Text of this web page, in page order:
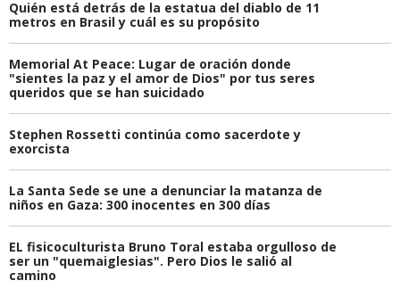
Quién está detrás de la estatua del diablo de 11
metros en Brasil y cuál es su propósito
Memorial At Peace: Lugar de oración donde
"sientes la paz y el amor de Dios" por tus seres
queridos que se han suicidado
Stephen Rossetti continúa como sacerdote y
exorcista
La Santa Sede se une a denunciar la matanza de
niños en Gaza: 300 inocentes en 300 días
EL fisicoculturista Bruno Toral estaba orgulloso de
ser un "quemaiglesias". Pero Dios le salió al
camino